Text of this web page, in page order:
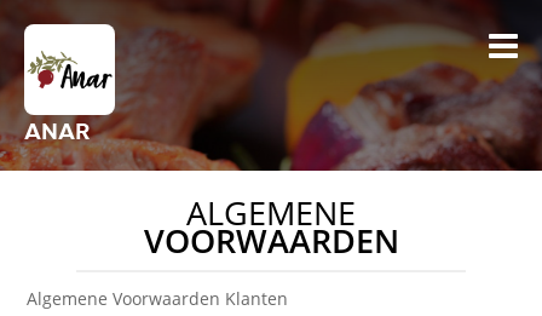
ANAR
ALGEMENE
VOORWAARDEN
Algemene Voorwaarden Klanten